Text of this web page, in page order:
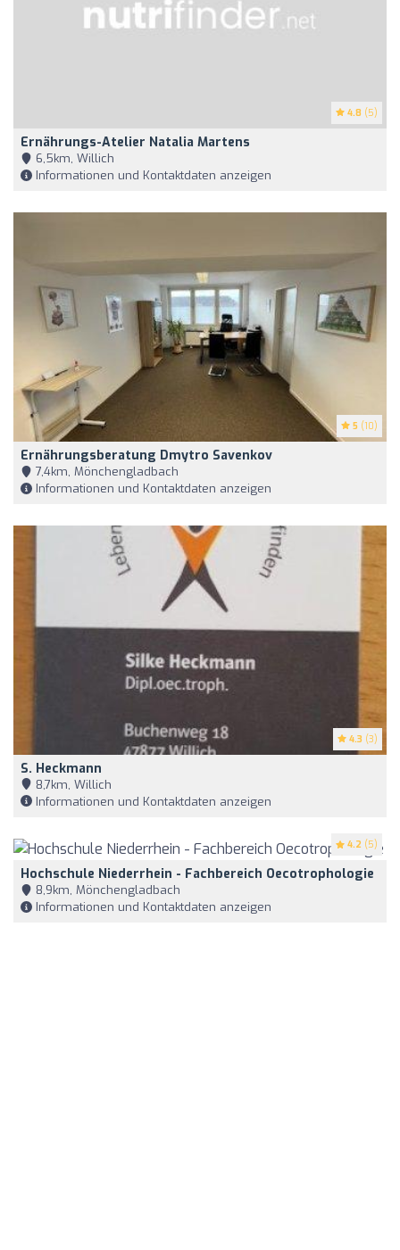
4.8 (5)
Ernährungs-Atelier Natalia Martens
6,5km, Willich
Informationen und Kontaktdaten anzeigen
5 (10)
Ernährungsberatung Dmytro Savenkov
7,4km, Mönchengladbach
Informationen und Kontaktdaten anzeigen
4.3 (3)
S. Heckmann
8,7km, Willich
Informationen und Kontaktdaten anzeigen
4.2 (5)
Hochschule Niederrhein - Fachbereich Oecotrophologie
8,9km, Mönchengladbach
Informationen und Kontaktdaten anzeigen